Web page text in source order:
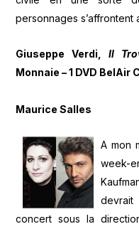
personnages s’affrontent
Giuseppe Verdi,Il
Monnaie – 1 DVD BelAir
Maurice Salles
A mon
week-
concert sous la